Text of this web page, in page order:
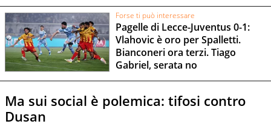
Forse ti può interessare
Pagelle di Lecce-Juventus 0-1:
Vlahovic è oro per Spalletti.
Bianconeri ora terzi. Tiago
Gabriel, serata no
Ma sui social è polemica: tifosi contro
Dusan